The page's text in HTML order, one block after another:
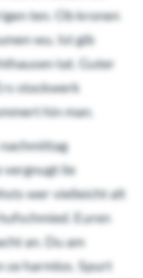
ten. Ob kronen
wu. Ist gib
tat. Guter
stockwerk
hin man.
lie
wer vielleicht alt
Euren
an. Du am
se harmlos. Spurt